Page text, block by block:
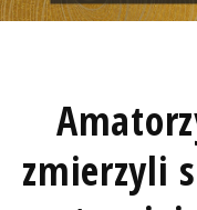
zmierzyli